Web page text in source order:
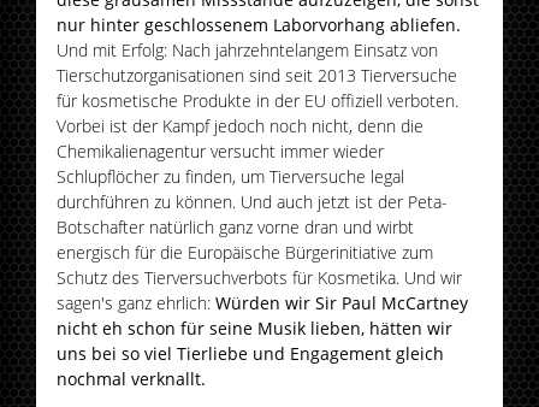
nur hinter geschlossenem Laborvorhang abliefen.
Und mit Erfolg: Nach jahrzehntelangem Einsatz von
Tierschutzorganisationen sind seit 2013 Tierversuche
für kosmetische Produkte in der EU offiziell verboten.
Vorbei ist der Kampf jedoch noch nicht, denn die
Chemikalienagentur versucht immer wieder
Schlupflöcher zu finden, um Tierversuche legal
durchführen zu können. Und auch jetzt ist der Peta-
Botschafter natürlich ganz vorne dran und wirbt
energisch für die Europäische Bürgerinitiative zum
Schutz des Tierversuchverbots für Kosmetika. Und wir
sagen's ganz ehrlich:Würden wir Sir Paul McCartney
nicht eh schon für seine Musik lieben, hätten wir
uns bei so viel Tierliebe und Engagement gleich
nochmal verknallt.